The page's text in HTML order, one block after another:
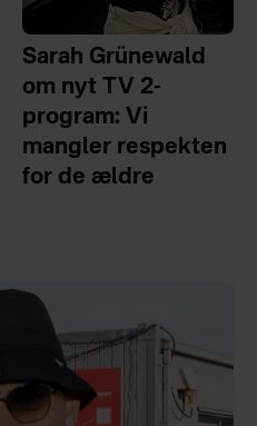
Sarah Grünewald
om nyt TV 2-
program: Vi
mangler respekten
for de ældre